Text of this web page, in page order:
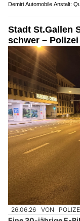
Demiri Automobile Anstalt:
Stadt St.Gallen
schwer –
26.06.26 VON